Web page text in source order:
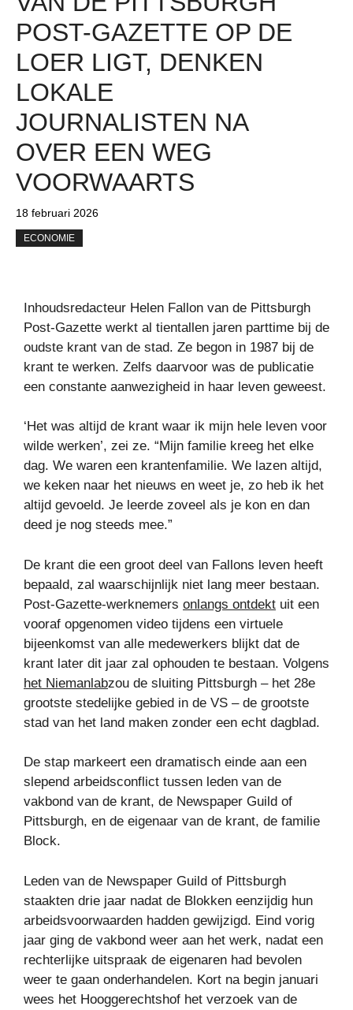
POST-GAZETTE OP DE
LOER LIGT, DENKEN
LOKALE
JOURNALISTEN NA
OVER EEN WEG
VOORWAARTS
18 februari 2026
ECONOMIE
Inhoudsredacteur Helen Fallon van de Pittsburgh
Post-Gazette werkt al tientallen jaren parttime bij de
oudste krant van de stad. Ze begon in 1987 bij de
krant te werken. Zelfs daarvoor was de publicatie
een constante aanwezigheid in haar leven geweest.
‘Het was altijd de krant waar ik mijn hele leven voor
wilde werken’, zei ze. “Mijn familie kreeg het elke
dag. We waren een krantenfamilie. We lazen altijd,
we keken naar het nieuws en weet je, zo heb ik het
altijd gevoeld. Je leerde zoveel als je kon en dan
deed je nog steeds mee.”
De krant die een groot deel van Fallons leven heeft
bepaald, zal waarschijnlijk niet lang meer bestaan.
Post-Gazette-werknemers onlangs ontdekt uit een
vooraf opgenomen video tijdens een virtuele
bijeenkomst van alle medewerkers blijkt dat de
krant later dit jaar zal ophouden te bestaan. Volgens
het Niemanlabzou de sluiting Pittsburgh – het 28e
grootste stedelijke gebied in de VS – de grootste
stad van het land maken zonder een echt dagblad.
De stap markeert een dramatisch einde aan een
slepend arbeidsconflict tussen leden van de
vakbond van de krant, de Newspaper Guild of
Pittsburgh, en de eigenaar van de krant, de familie
Block.
Leden van de Newspaper Guild of Pittsburgh
staakten drie jaar nadat de Blokken eenzijdig hun
arbeidsvoorwaarden hadden gewijzigd. Eind vorig
jaar ging de vakbond weer aan het werk, nadat een
rechterlijke uitspraak de eigenaren had bevolen
weer te gaan onderhandelen. Kort na begin januari
wees het Hooggerechtshof het verzoek van de